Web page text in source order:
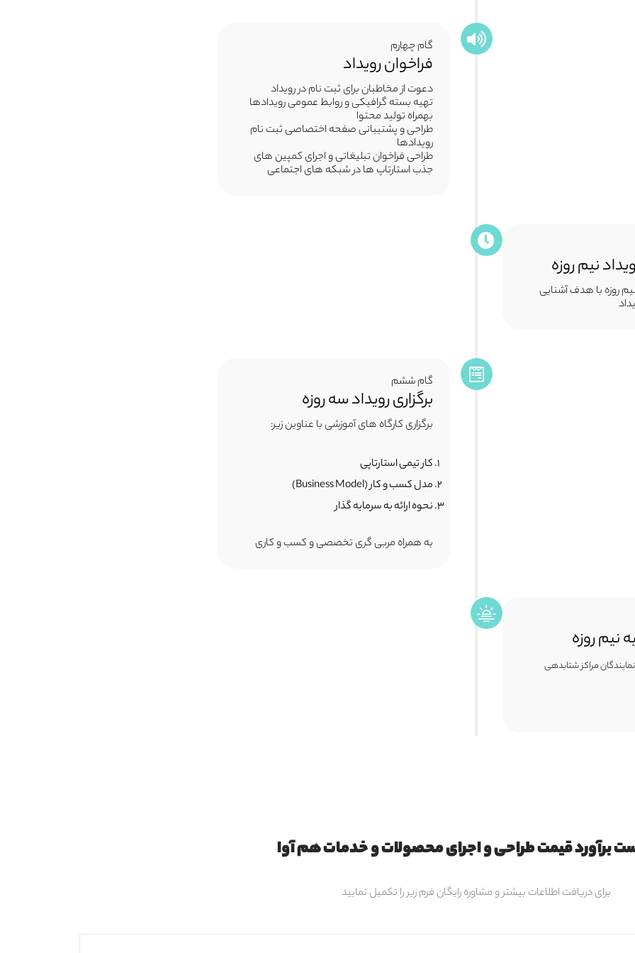
گام چهارم
فراخوان رویداد
دعوت از مخاطبان برای ثبت نام در رویداد
تهیه بسته گرافیکی و روابط عمومی رویدادها
بهمراه تولید محتوا
طراحی و پشتیبانی صفحه اختصاصی ثبت نام
رویدادها
طراحی فراخوان تبلیغاتی و اجرای کمپین های
جذب استارتاپ ها در شبکه های اجتماعی
نیم روزه
روزه با هدف آشنایی
گام ششم
برگزاری رویداد سه روزه
برگزاری کارگاه های آموزشی با عناوین زیر:
کار تیمی استارتاپی
مدل کسب و کار (Business Model)
نحوه ارائه به سرمایه گذار
به همراه مربی گری تخصصی و کسب و کاری
نیم روزه
مراکز شتابدهی
برآورد قیمت طراحی و اجرای محصولات و خدمات هم آوا
برای دریافت اطلاعات بیشتر و مشاوره رایگان فرم زیر را تکمیل نمایید